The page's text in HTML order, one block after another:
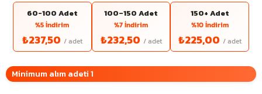
60-100 Adet
%5 İndirim
₺237,50
100–150 Adet
%7 İndirim
₺232,50
150+ Adet
%10 İndirim
₺225,00
Minimum alım adeti 1